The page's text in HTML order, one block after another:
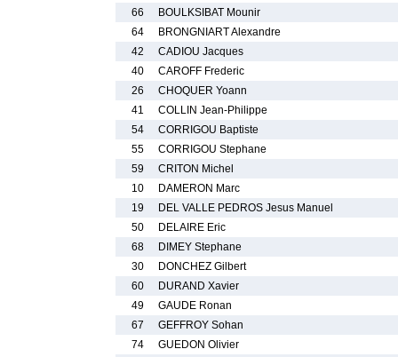
66
BOULKSIBAT Mounir
64
BRONGNIART Alexandre
42
CADIOU Jacques
40
CAROFF Frederic
26
CHOQUER Yoann
41
COLLIN Jean-Philippe
54
CORRIGOU Baptiste
55
CORRIGOU Stephane
59
CRITON Michel
10
DAMERON Marc
19
DEL VALLE PEDROS Jesus Manuel
50
DELAIRE Eric
68
DIMEY Stephane
30
DONCHEZ Gilbert
60
DURAND Xavier
49
GAUDE Ronan
67
GEFFROY Sohan
74
GUEDON Olivier